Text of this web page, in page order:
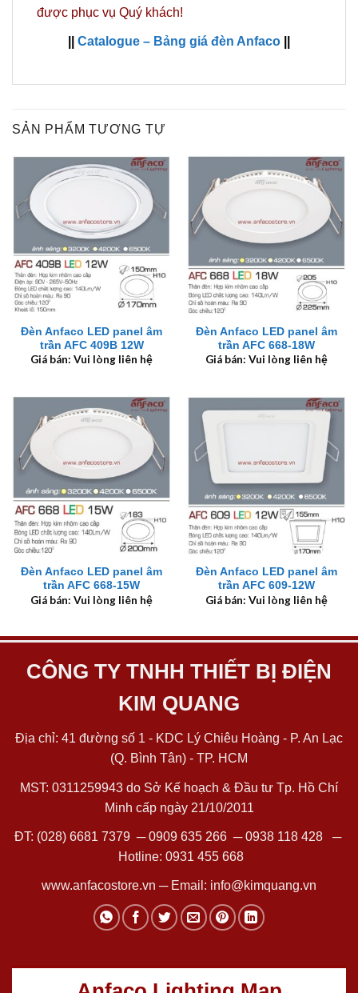
được phục vụ Quý khách!
Catalogue – Bảng giá đèn Anfaco
SẢN PHẨM TƯƠNG TỰ
Đèn Anfaco LED panel âm
trần AFC 409B 12W
Giá bán: Vui lòng liên hệ
Đèn Anfaco LED panel âm
trần AFC 668-18W
Giá bán: Vui lòng liên hệ
Đèn Anfaco LED panel âm
trần AFC 668-15W
Giá bán: Vui lòng liên hệ
Đèn Anfaco LED panel âm
trần AFC 609-12W
Giá bán: Vui lòng liên hệ
CÔNG TY TNHH THIẾT BỊ ĐIỆN
KIM QUANG
Địa chỉ: 41 đường số 1 - KDC Lý Chiêu Hoàng - P. An Lạc
(Q. Bình Tân) - TP. HCM
MST: 0311259943 do Sở Kế hoạch & Đầu tư Tp. Hồ Chí
Minh cấp ngày 21/10/2011
ĐT: (028) 6681 7379 ─0909 635 266─0938 118 428─
Hotline: 0931 455 668
www.anfacostore.vn ─ Email: info@kimquang.vn